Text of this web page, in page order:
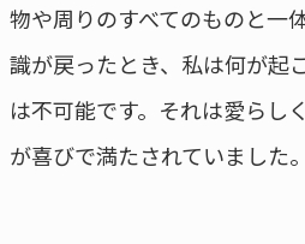
物や周りのすべてのものと一
識が戻ったとき、私は何が起
は不可能です。それは愛らし
が喜びで満たされていました。